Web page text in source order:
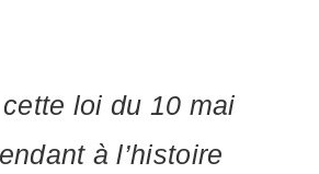
loi du 10 mai
à l’histoire